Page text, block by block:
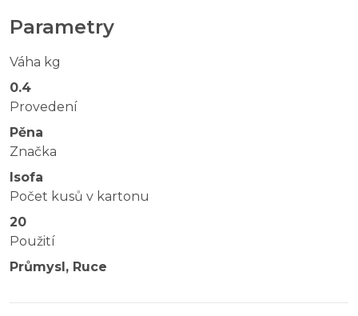
Parametry
Váha kg
0.4
Provedení
Pěna
Značka
Isofa
Počet kusů v kartonu
20
Použití
Průmysl, Ruce